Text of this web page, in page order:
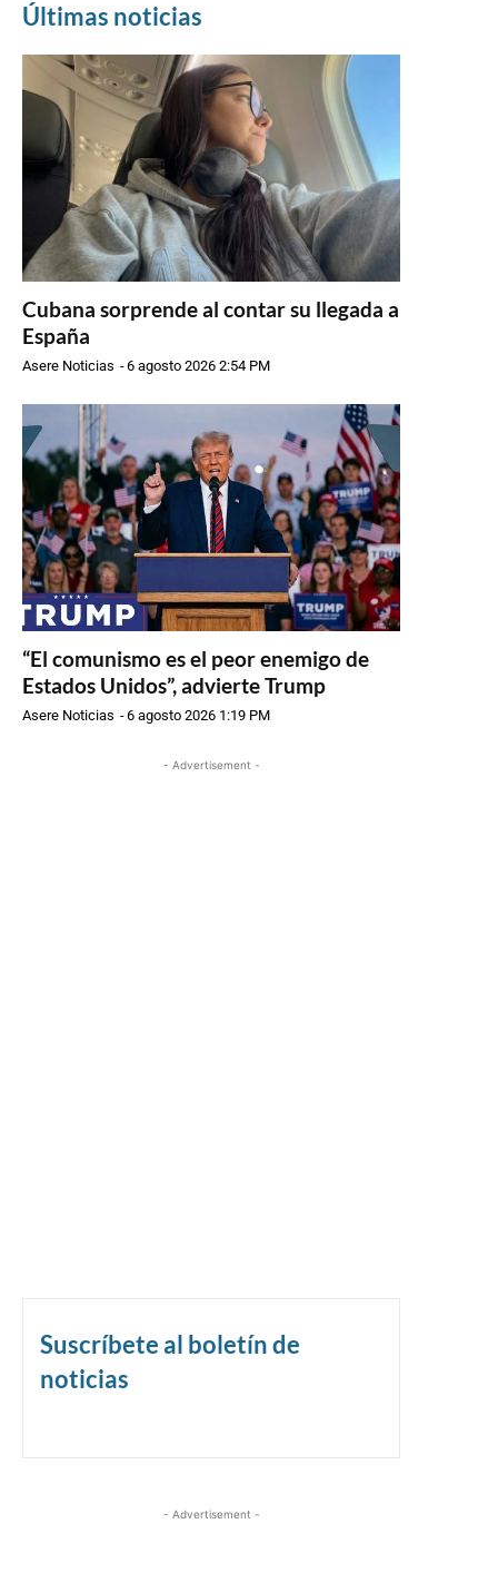
Últimas noticias
Cubana sorprende al contar su llegada a
España
Asere Noticias -6 agosto 2026 2:54 PM
“El comunismo es el peor enemigo de
Estados Unidos”, advierte Trump
Asere Noticias -6 agosto 2026 1:19 PM
- Advertisement -
Suscríbete al boletín de
noticias
- Advertisement -